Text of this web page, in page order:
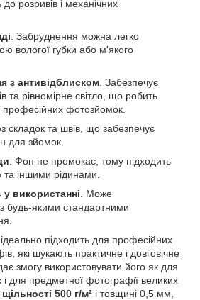
до розривів і механічних
. Забруднення можна легко
вологої губки або м'якого
з антивідблиском . Забезпечує
та рівномірне світло, що робить
фотозйомок.
складок та швів, що забезпечує
для зйомок.
. Фон не промокає, тому підходить
іншими рідинами.
у використанні . Може
будь-якими стандартними
підходить для професійних
які шукають практичне і довговічне
змогу використовувати його як для
і для предметної фотографії великих
щільності 500 г/м² і товщині 0,5 мм,